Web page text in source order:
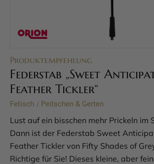
Produktempfehlung
Federstab „Sweet
Feather Tickler“
Fetisch / Peitschen & Gerten
Lust auf ein bisschen mehr Prickeln im
Dann ist der Federstab Sweet
Feather Tickler von Fifty Shades of
Richtige für Sie! Dieses kleine, aber